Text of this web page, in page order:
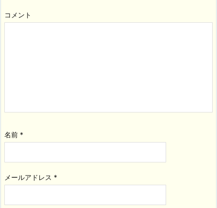
コメント
名前 *
メールアドレス *